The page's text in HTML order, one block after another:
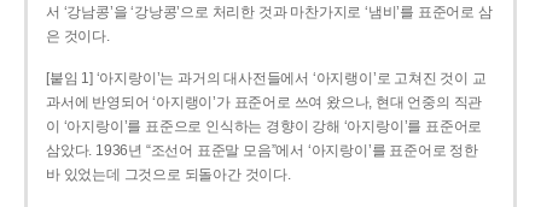
서 ‘강남콩’을 ‘강낭콩’으로 처리한 것과 마찬가지로 ‘냄비’를 표준어로 삼
은 것이다.
[붙임 1] ‘아지랑이’는 과거의 대사전들에서 ‘아지랭이’로 고쳐진 것이 교
과서에 반영되어 ‘아지랭이’가 표준어로 쓰여 왔으나, 현대 언중의 직관
이 ‘아지랑이’를 표준으로 인식하는 경향이 강해 ‘아지랑이’를 표준어로
삼았다. 1936년 “조선어 표준말 모음”에서 ‘아지랑이’를 표준어로 정한
바 있었는데 그것으로 되돌아간 것이다.